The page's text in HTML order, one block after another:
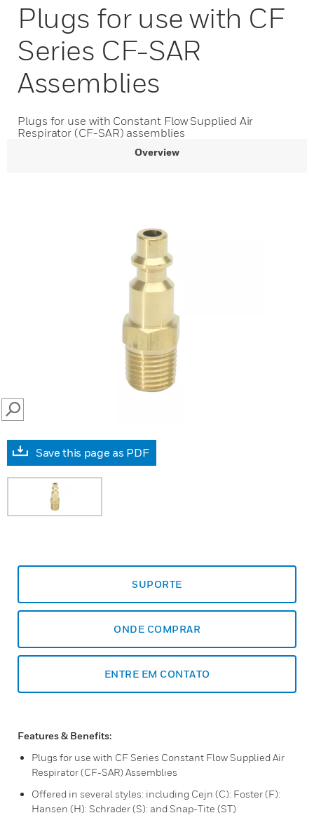
Plugs for use with CF
Series CF-SAR
Assemblies
Plugs for use with Constant Flow Supplied Air
Respirator (CF-SAR) assemblies
Overview
SEARCH
Save this page as PDF
SUPORTE
ONDE COMPRAR
ENTRE EM CONTATO
Features & Benefits:
Plugs for use with CF Series Constant Flow Supplied Air
Respirator (CF-SAR) Assemblies
Offered in several styles: including Cejn (C): Foster (F):
Hansen (H): Schrader (S): and Snap-Tite (ST)